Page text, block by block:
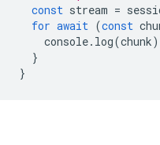
const stream =
for await (const
console.log(